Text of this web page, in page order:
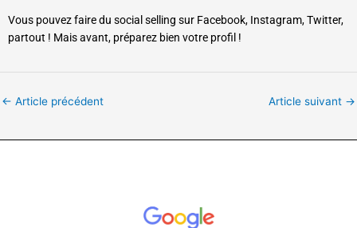
Vous pouvez faire du social selling sur Facebook, Instagram, Twitter,
partout ! Mais avant, préparez bien votre profil !
← Article précédent Article suivant →